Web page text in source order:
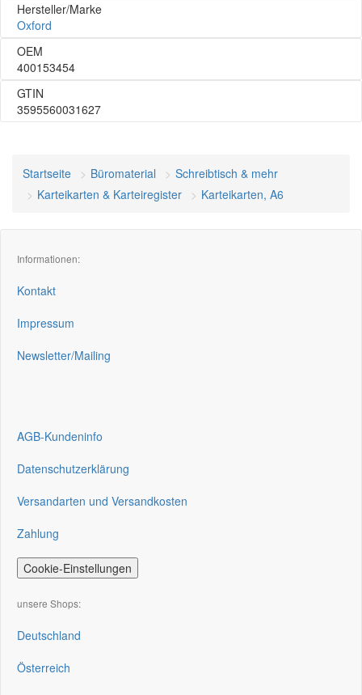
Hersteller/Marke
Oxford
OEM
400153454
GTIN
3595560031627
Startseite Büromaterial
Schreibtisch & mehr
Karteikarten & Karteiregister
Karteikarten, A6
Informationen:
Kontakt
Impressum
Newsletter/Mailing
AGB-Kundeninfo
Datenschutzerklärung
Versandarten und Versandkosten
Zahlung
Cookie-Einstellungen
unsere Shops:
Deutschland
Österreich